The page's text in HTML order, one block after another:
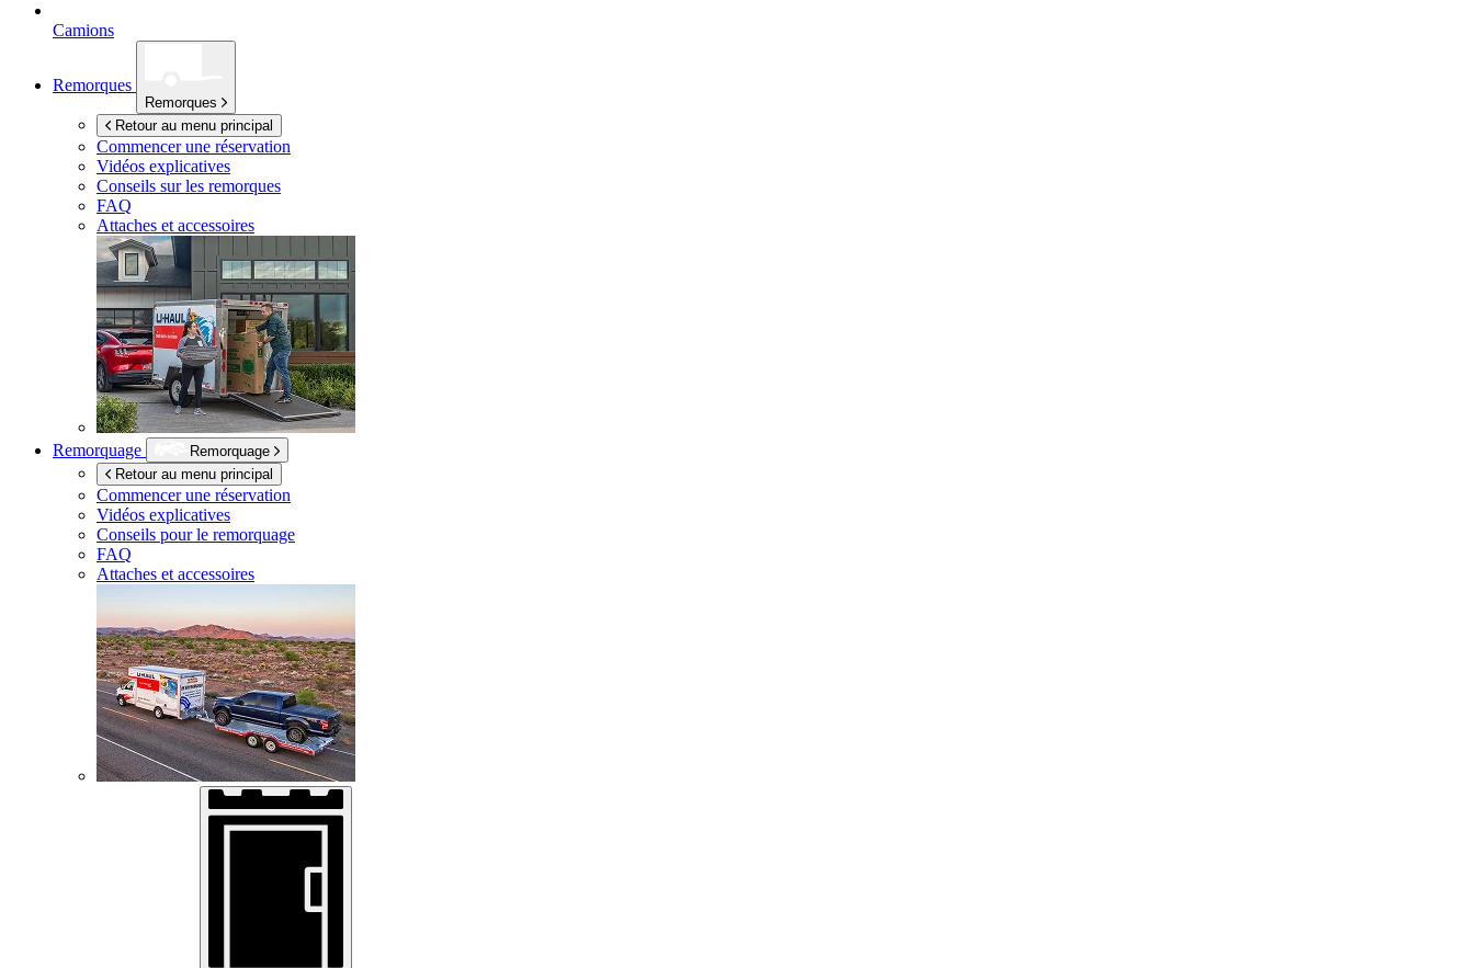
Camions
Remorques
Remorques
Retour au menu principal
Commencer une réservation
Vidéos explicatives
Conseils sur les remorques
FAQ
Attaches et accessoires
Remorquage
Remorquage
Retour au menu principal
Commencer une réservation
Vidéos explicatives
Conseils pour le remorquage
FAQ
Attaches et accessoires